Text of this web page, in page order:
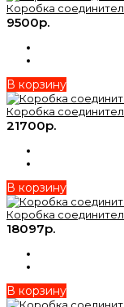
Коробка
9500р.
В корзину
Коробка
21700р.
В корзину
Коробка
18097р.
В корзину